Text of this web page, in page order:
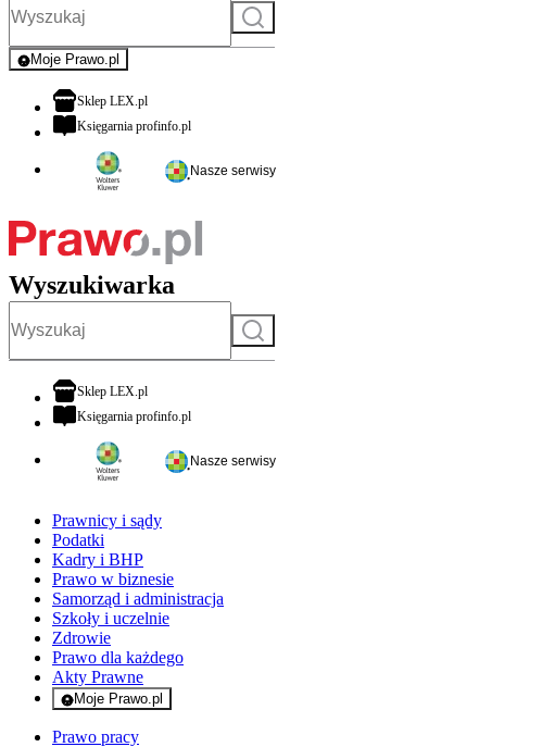
Szukaj
Moje Prawo.pl
- rejestracja i logowanie do serwisu
Sklep LEX.plotwiera się w nowej karcie
Księgarnia profinfo.plotwiera się w nowej karcie
Nasze serwisy
Wyszukiwarka
Szukaj
Sklep LEX.plotwiera się w nowej karcie
Księgarnia profinfo.plotwiera się w nowej karcie
Nasze serwisy
Prawnicy i sądy
Podatki
Kadry i BHP
Prawo w biznesie
Samorząd i administracja
Szkoły i uczelnie
Zdrowie
Prawo dla każdego
Akty Prawne
Moje Prawo.pl
- rejestracja i logowanie do serwisu
Prawo pracy